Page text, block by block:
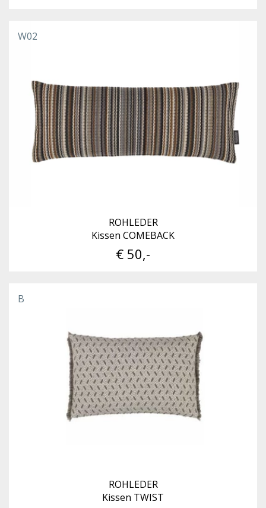
W02
ROHLEDER
Kissen COMEBACK
€ 50,-
B
ROHLEDER
Kissen TWIST